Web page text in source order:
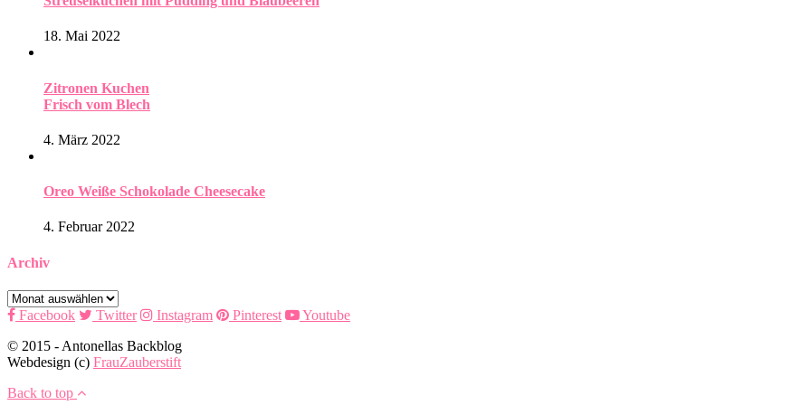
18. Mai 2022
Zitronen Kuchen
Frisch vom Blech
4. März 2022
Oreo Weiße Schokolade Cheesecake
4. Februar 2022
Archiv
Archiv
Facebook
Twitter Instagram Pinterest
Youtube
© 2015 - Antonellas Backblog
Webdesign (c) FrauZauberstift
Back to top